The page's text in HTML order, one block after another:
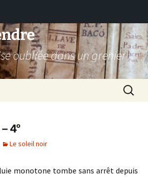
oubliée dans un grenier
4°
Le soleil noir
monotone tombe sans arrêt depuis